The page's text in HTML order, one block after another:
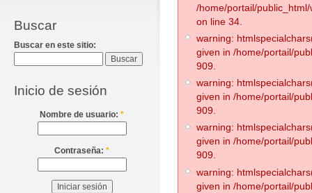
Buscar
Buscar en este sitio:
Inicio de sesión
Nombre de usuario: *
Contraseña: *
/home/portail/
on line 34.
warning:
given in /home/portail/
909.
warning:
given in /home/portail/
909.
warning:
given in /home/portail/
909.
warning:
given in /home/portail/